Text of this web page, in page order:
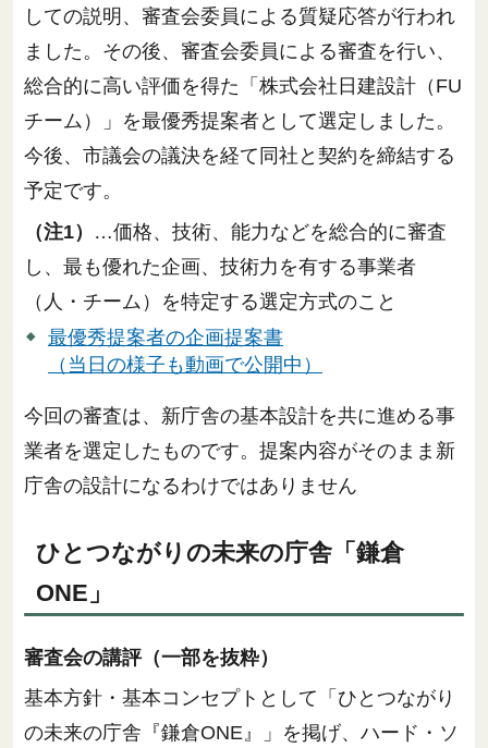
しての説明、審査会委員による質疑応答が行われ
ました。その後、審査会委員による審査を行い、
総合的に高い評価を得た「株式会社日建設計（FU
チーム）」を最優秀提案者として選定しました。
今後、市議会の議決を経て同社と契約を締結する
予定です。
（注1） …価格、技術、能力などを総合的に審査
し、最も優れた企画、技術力を有する事業者
（人・チーム）を特定する選定方式のこと
最優秀提案者の企画提案書
（当日の様子も動画で公開中）
今回の審査は、新庁舎の基本設計を共に進める事
業者を選定したものです。提案内容がそのまま新
庁舎の設計になるわけではありません
ひとつながりの未来の庁舎「鎌倉
ONE」
審査会の講評（一部を抜粋）
基本方針・基本コンセプトとして「ひとつながり
の未来の庁舎『鎌倉ONE』」を掲げ、ハード・ソ